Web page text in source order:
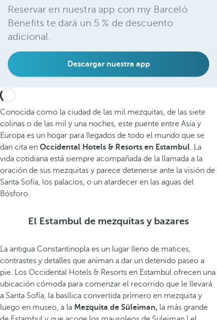
Reservar en nuestra app con my Barceló
Benefits te dará un 5 % de descuento
adicional.
Descargar nuestra app
Conocida como la ciudad de las mil mezquitas, de las siete
colinas o de las mil y una noches, este puente entre Asia y
Europa es un hogar para llegados de todo el mundo que se
dan cita en Occidental Hotels & Resorts en Estambul. La
vida cotidiana está siempre acompañada de la llamada a la
oración de sus mezquitas y parece detenerse ante la visión de
Santa Sofía, los palacios, o un atardecer en las aguas del
Bósforo.
El Estambul de mezquitas y bazares
La antigua Constantinopla es un lugar lleno de matices,
contrastes y detalles que animan a dar un detenido paseo a
pie. Los Occidental Hotels & Resorts en Estambul ofrecen una
ubicación cómoda para comenzar el recorrido que le llevará
a Santa Sofía, la basílica convertida primero en mezquita y
luego en museo, a la Mezquita de Süleiman, la más grande